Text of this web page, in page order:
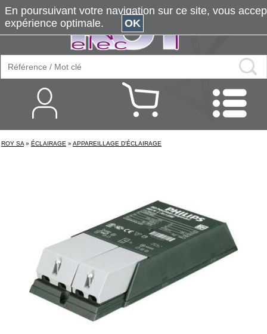
ROY SA » ÉCLAIRAGE » APPAREILLAGE D'ÉCLAIRAGE
En poursuivant votre navigation sur ce site, vous
expérience optimale.
OK